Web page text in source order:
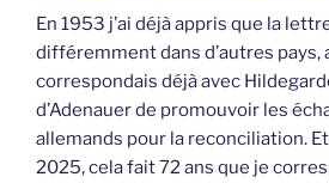
En 1953 j’ai déjà appris que la
différemment dans d’autres pays,
correspondais déjà avec
d’Adenauer de promouvoir les
allemands pour la reconciliation.
2025, cela fait 72 ans que je